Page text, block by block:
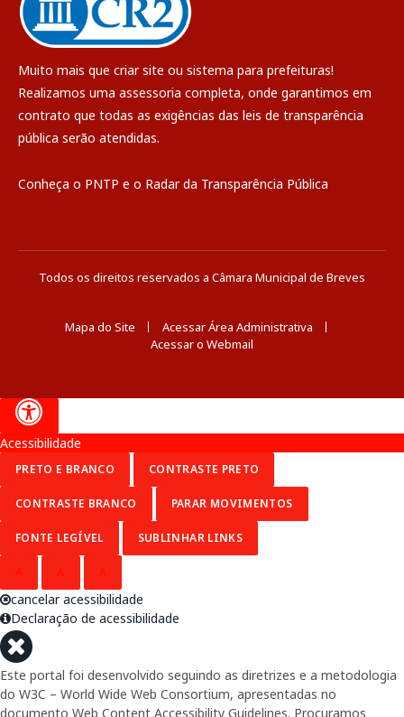
Muito mais que criar site ou sistema para prefeituras!
Realizamos uma assessoria completa, onde garantimos em
contrato que todas as exigências das leis de transparência
pública serão atendidas.
Conheça o PNTP e o Radar da Transparência Pública
Todos os direitos reservados a Câmara Municipal de Breves
Mapa do Site
Acessar Área Administrativa
Acessar o Webmail
Acessibilidade
PRETO E BRANCO CONTRASTE PRETO
CONTRASTE BRANCO PARAR MOVIMENTOS
FONTE LEGÍVEL SUBLINHAR LINKS
cancelar acessibilidade
Declaração de acessibilidade
Este portal foi desenvolvido seguindo as diretrizes e a metodologia
do W3C – World Wide Web Consortium, apresentadas no
documento Web Content Accessibility Guidelines. Procuramos